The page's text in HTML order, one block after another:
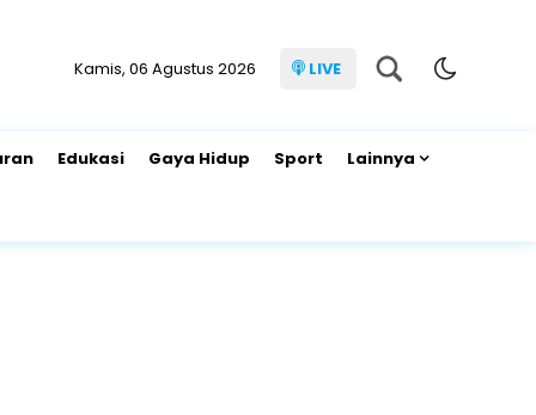
Kamis, 06 Agustus 2026 LIVE
Edukasi Gaya Hidup Sport Lainnya